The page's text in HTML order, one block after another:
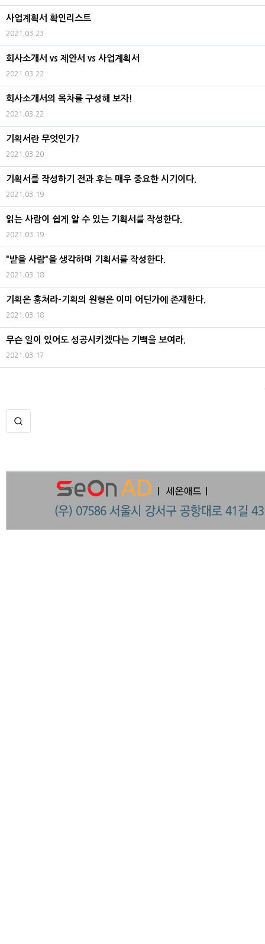
사업계획서 확인리스트
2021.03.23
회사소개서 vs 제안서 vs 사업계획서
2021.03.22
회사소개서의 목차를 구성해 보자!
2021.03.22
기획서란 무엇인가?
2021.03.20
기획서를 작성하기 전과 후는 매우 중요한 시기이다.
2021.03.19
읽는 사람이 쉽게 알 수 있는 기획서를 작성한다.
2021.03.19
"받을 사람"을 생각하며 기획서를 작성한다.
2021.03.18
기획은 훔쳐라-기획의 원형은 이미 어딘가에 존재한다.
2021.03.18
무슨 일이 있어도 성공시키겠다는 기백을 보여라.
2021.03.17